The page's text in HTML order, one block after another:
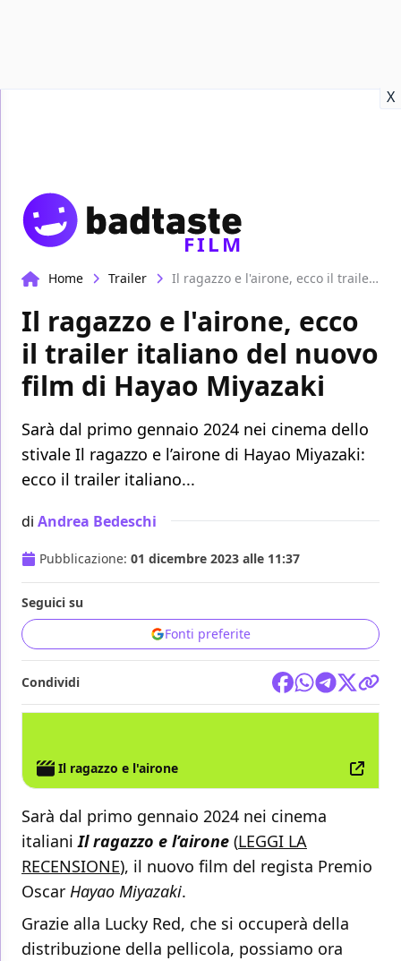
X
FILM
Home Trailer Il ragazzo e l'airone, ecco il trailer italiano del nuovo film di Hayao Miyazaki
Il ragazzo e l'airone, ecco
il trailer italiano del nuovo
film di Hayao Miyazaki
Sarà dal primo gennaio 2024 nei cinema dello
stivale Il ragazzo e l’airone di Hayao Miyazaki:
ecco il trailer italiano...
di Andrea Bedeschi
Pubblicazione: 01 dicembre 2023 alle 11:37
Seguici su
Fonti preferite
Condividi
Il ragazzo e l'airone
Sarà dal primo gennaio 2024 nei cinema
italianiIl ragazzo e l’airone (LEGGI LA
RECENSIONE), il nuovo film del regista Premio
Oscar Hayao Miyazaki.
Grazie alla Lucky Red, che si occuperà della
distribuzione della pellicola, possiamo ora